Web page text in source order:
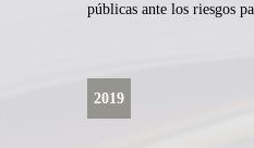
públicas ante los riesgos
2019